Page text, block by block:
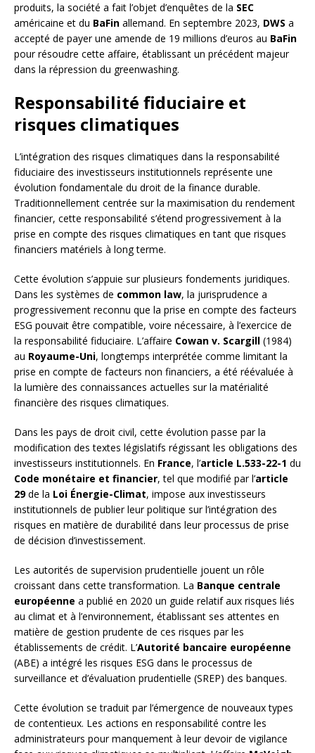
produits, la société a fait l’objet d’enquêtes de la SEC
américaine et du BaFin allemand. En septembre 2023, DWS a
accepté de payer une amende de 19 millions d’euros au BaFin
pour résoudre cette affaire, établissant un précédent majeur
dans la répression du greenwashing.
Responsabilité fiduciaire et
risques climatiques
L’intégration des risques climatiques dans la responsabilité
fiduciaire des investisseurs institutionnels représente une
évolution fondamentale du droit de la finance durable.
Traditionnellement centrée sur la maximisation du rendement
financier, cette responsabilité s’étend progressivement à la
prise en compte des risques climatiques en tant que risques
financiers matériels à long terme.
Cette évolution s’appuie sur plusieurs fondements juridiques.
Dans les systèmes de common law, la jurisprudence a
progressivement reconnu que la prise en compte des facteurs
ESG pouvait être compatible, voire nécessaire, à l’exercice de
la responsabilité fiduciaire. L’affaire Cowan v. Scargill (1984)
au Royaume-Uni, longtemps interprétée comme limitant la
prise en compte de facteurs non financiers, a été réévaluée à
la lumière des connaissances actuelles sur la matérialité
financière des risques climatiques.
Dans les pays de droit civil, cette évolution passe par la
modification des textes législatifs régissant les obligations des
investisseurs institutionnels. En France, l’article L.533-22-1 du
Code monétaire et financier, tel que modifié par l’article
29de la Loi Énergie-Climat, impose aux investisseurs
institutionnels de publier leur politique sur l’intégration des
risques en matière de durabilité dans leur processus de prise
de décision d’investissement.
Les autorités de supervision prudentielle jouent un rôle
croissant dans cette transformation. La Banque centrale
européenne a publié en 2020 un guide relatif aux risques liés
au climat et à l’environnement, établissant ses attentes en
matière de gestion prudente de ces risques par les
établissements de crédit. L’Autorité bancaire européenne
(ABE) a intégré les risques ESG dans le processus de
surveillance et d’évaluation prudentielle (SREP) des banques.
Cette évolution se traduit par l’émergence de nouveaux types
de contentieux. Les actions en responsabilité contre les
administrateurs pour manquement à leur devoir de vigilance